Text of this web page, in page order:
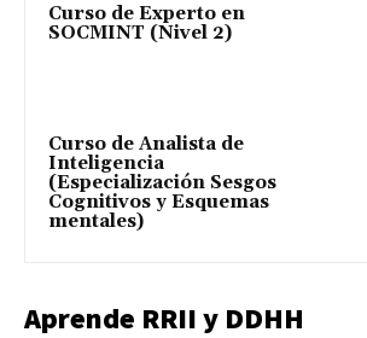
Curso de Experto en
SOCMINT (Nivel 2)
Curso de Analista de
Inteligencia
(Especialización Sesgos
Cognitivos y Esquemas
mentales)
Aprende RRII y DDHH